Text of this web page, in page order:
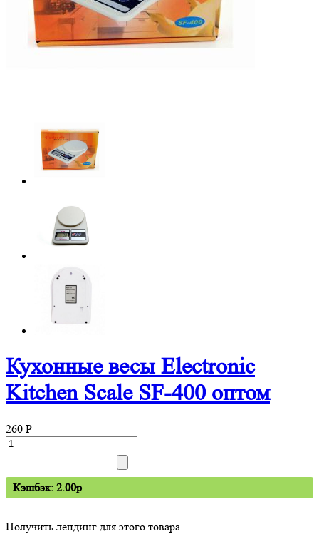
Кухонные весы Electronic
Kitchen Scale SF-400 оптом
260 P
Кэшбэк: 2.00p
Получить лендинг для этого товара